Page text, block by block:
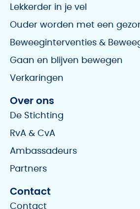
Lekkerder in je vel
Ouder worden met een
Beweeginterventies &
Gaan en blijven bewegen
Verkaringen
Over ons
De Stichting
RvA & CvA
Ambassadeurs
Partners
Contact
Contact